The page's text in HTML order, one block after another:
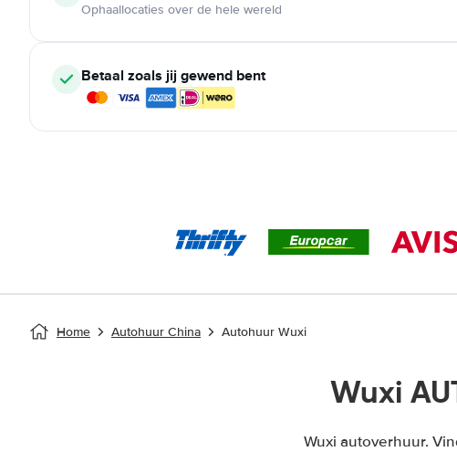
Ophaallocaties over de hele wereld
Betaal zoals jij gewend bent
Home Autohuur China Autohuur Wuxi
Wuxi
Wuxi autoverhuur.